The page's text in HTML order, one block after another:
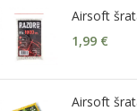
Airsoft
1,99 €
Airsoft